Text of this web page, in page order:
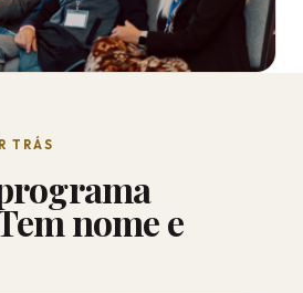
TRÁS
nome e